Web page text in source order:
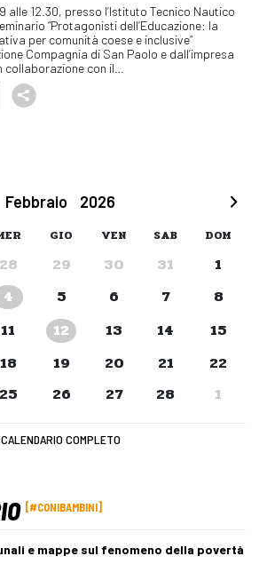
alle 12.30, presso l’Istituto Tecnico Nautico
“Protagonisti dell’Educazione: la
per comunità coese e inclusive”
Compagnia di San Paolo e dall’impresa
collaborazione con il…
Febbraio 2026
GIO VEN SAB DOM
28 29 30 31
1
4 5 6 7
8
11 12 13 14
15
18 19 20 21
22
25 26 27 28 1
CALENDARIO COMPLETO
#CONIBAMBINI
e mappe sul fenomeno della povertà